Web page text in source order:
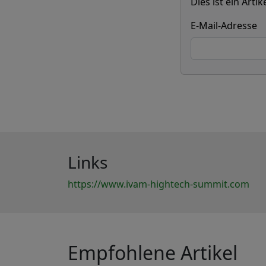
E-Mail-Adresse
Links
https://www.ivam-hightech-summit.com
Empfohlene Artikel